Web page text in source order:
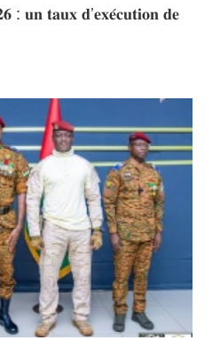
: 𝐮𝐧 𝐭𝐚𝐮𝐱 𝐝’𝐞𝐱𝐞́𝐜𝐮𝐭𝐢𝐨𝐧 𝐝𝐞